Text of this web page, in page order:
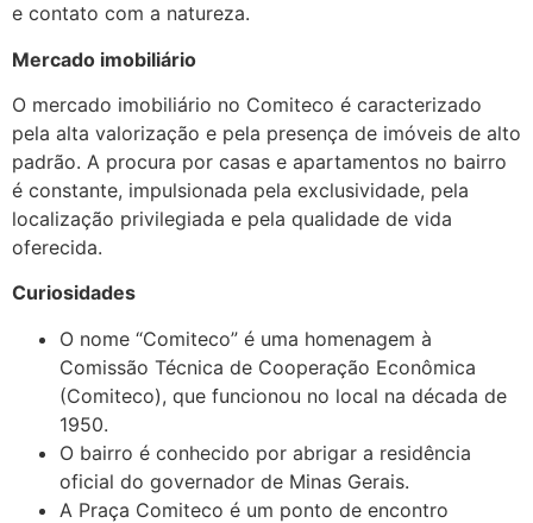
e contato com a natureza.
Mercado imobiliário
O mercado imobiliário no Comiteco é caracterizado
pela alta valorização e pela presença de imóveis de alto
padrão. A procura por casas e apartamentos no bairro
é constante, impulsionada pela exclusividade, pela
localização privilegiada e pela qualidade de vida
oferecida.
Curiosidades
O nome “Comiteco” é uma homenagem à
Comissão Técnica de Cooperação Econômica
(Comiteco), que funcionou no local na década de
1950.
O bairro é conhecido por abrigar a residência
oficial do governador de Minas Gerais.
A Praça Comiteco é um ponto de encontro